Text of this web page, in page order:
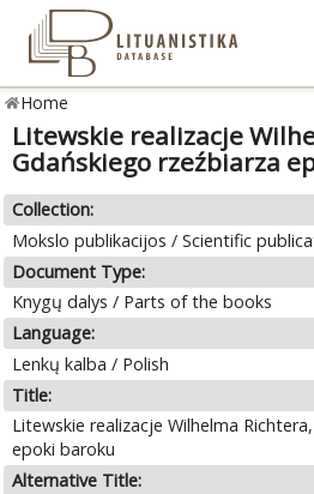
Home
Litewskie realizacje
Gdańskiego rzeźbiarza
Collection:
Mokslo publikacijos / Scientific
Document Type:
Knygų dalys / Parts of the books
Language:
Lenkų kalba / Polish
Title:
Litewskie realizacje Wilhelma
epoki baroku
Alternative Title: